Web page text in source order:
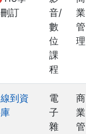
訂
音/
數
位
課
程
業
管
理
到資
電
子
雜
商
業
管